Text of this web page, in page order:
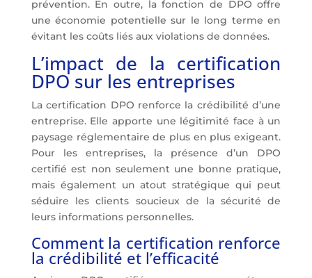
prévention. En outre, la fonction de DPO offre
une économie potentielle sur le long terme en
évitant les coûts liés aux violations de données.
L’impact de la certification
DPO sur les entreprises
La certification DPO renforce la crédibilité d’une
entreprise. Elle apporte une légitimité face à un
paysage réglementaire de plus en plus exigeant.
Pour les entreprises, la présence d’un DPO
certifié est non seulement une bonne pratique,
mais également un atout stratégique qui peut
séduire les clients soucieux de la sécurité de
leurs informations personnelles.
Comment la certification renforce
la crédibilité et l’efficacité